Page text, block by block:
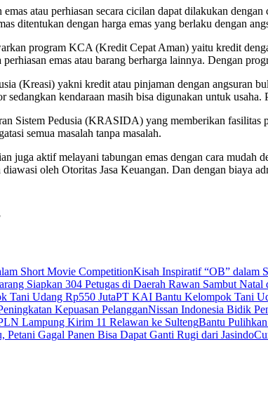
atau perhiasan secara cicilan dapat dilakukan
ditentukan dengan harga emas yang berlaku dengan
program KCA (Kredit Cepat Aman) yaitu kredit
emas atau barang berharga lainnya. Dengan
(Kreasi) yakni kredit atau pinjaman dengan angsuran
sedangkan kendaraan masih bisa digunakan untuk
Sistem Pedusia (KRASIDA) yang memberikan fasilitas
semua masalah tanpa masalah.
juga aktif melayani tabungan emas dengan cara
diawasi oleh Otoritas Jasa Keuangan. Dan dengan biaya
Kisah Inspiratif “OB” dalam
PT KAI Bantu Kelompok Tani
Nissan Indonesia Bidik
Bantu